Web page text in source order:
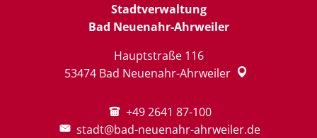
Stadtverwaltung
Bad Neuenahr-Ahrweiler
Hauptstraße 116
53474 Bad Neuenahr-Ahrweiler
+49 2641 87-100
stadt@bad-neuenahr-ahrweiler.de